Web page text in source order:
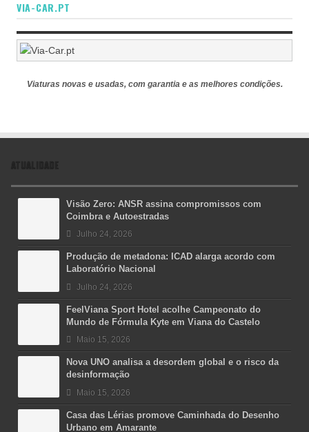
VIA-CAR.PT
Viaturas novas e usadas, com garantia e as melhores condições.
ATUALIDADE
Visão Zero: ANSR assina compromissos com
Coimbra e Autoestradas
Julho 24, 2026
Produção de metadona: ICAD alarga acordo com
Laboratório Nacional
Julho 24, 2026
FeelViana Sport Hotel acolhe Campeonato do
Mundo de Fórmula Kyte em Viana do Castelo
Maio 15, 2026
Nova UNO analisa a desordem global e o risco da
desinformação
Maio 15, 2026
Casa das Lérias promove Caminhada do Desenho
Urbano em Amarante